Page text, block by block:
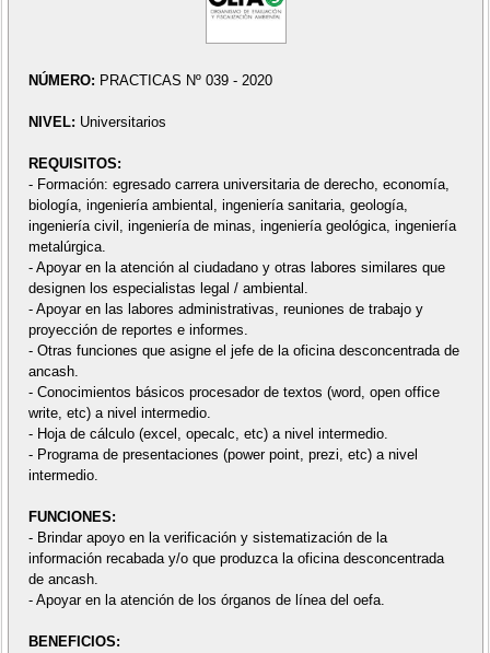
NÚMERO: PRACTICAS Nº 039 - 2020
NIVEL: Universitarios
REQUISITOS:
- Formación: egresado carrera universitaria de derecho, economía,
biología, ingeniería ambiental, ingeniería sanitaria, geología,
ingeniería civil, ingeniería de minas, ingeniería geológica, ingeniería
metalúrgica.
- Apoyar en la atención al ciudadano y otras labores similares que
designen los especialistas legal / ambiental.
- Apoyar en las labores administrativas, reuniones de trabajo y
proyección de reportes e informes.
- Otras funciones que asigne el jefe de la oficina desconcentrada de
ancash.
- Conocimientos básicos procesador de textos (word, open office
write, etc) a nivel intermedio.
- Hoja de cálculo (excel, opecalc, etc) a nivel intermedio.
- Programa de presentaciones (power point, prezi, etc) a nivel
intermedio.
FUNCIONES:
- Brindar apoyo en la verificación y sistematización de la
información recabada y/o que produzca la oficina desconcentrada
de ancash.
- Apoyar en la atención de los órganos de línea del oefa.
BENEFICIOS: